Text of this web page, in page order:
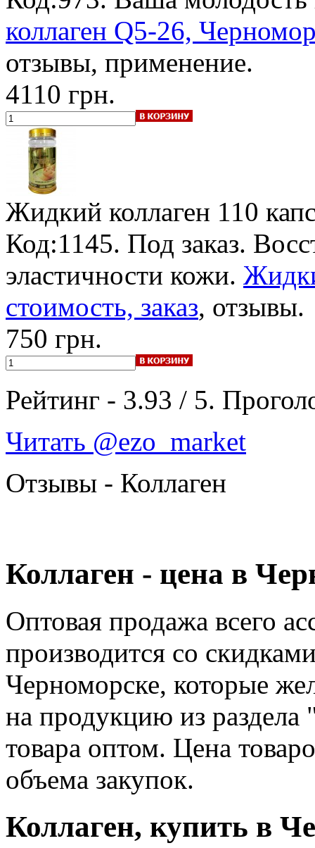
коллаген Q5-26,
отзывы, применение.
4110 грн.
Жидкий коллаген 110
Код:1145. Под заказ.
эластичности кожи.
стоимость, заказ, отзывы.
750 грн.
Рейтинг - 3.93 / 5.
Читать @ezo_market
Отзывы - Коллаген
Коллаген - цена в
Оптовая продажа всего
производится со
Черноморске, которые
на продукцию из
товара оптом. Цена
объема закупок.
Коллаген, купить в